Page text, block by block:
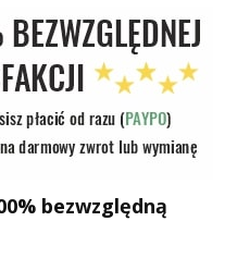
bezwzględną